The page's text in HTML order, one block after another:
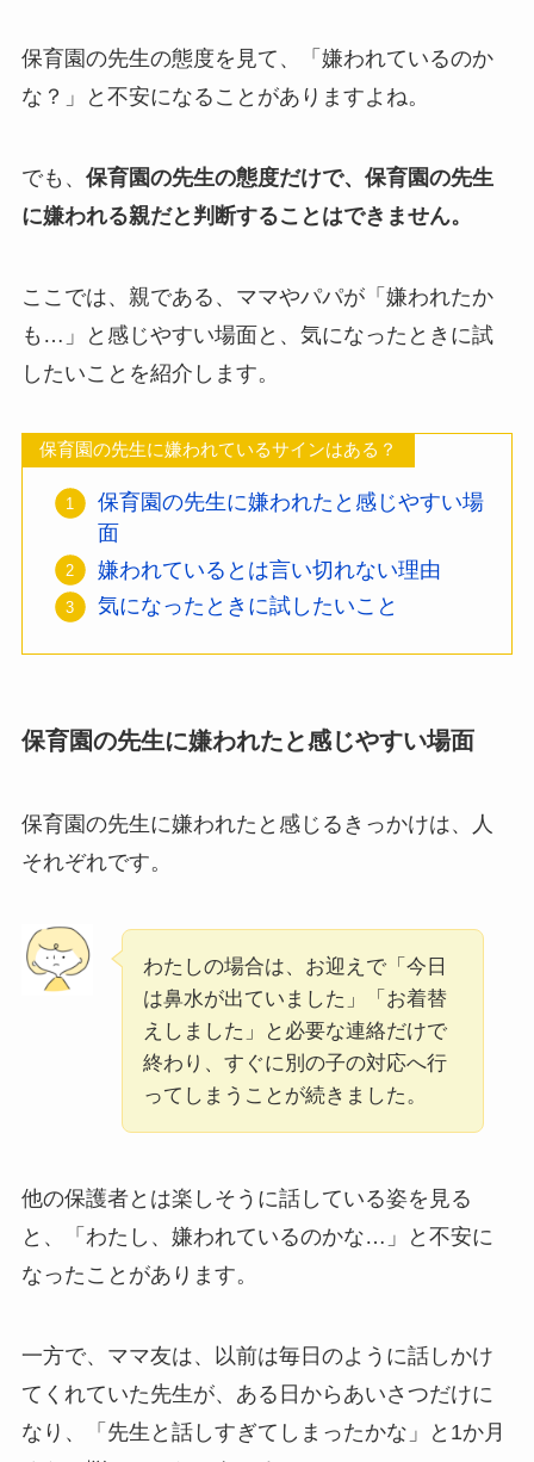
保育園の先生の態度を見て、「嫌われているのか
な？」と不安になることがありますよね。
でも、 保育園の先生の態度だけで、保育園の先生
に嫌われる親だと判断することはできません。
ここでは、親である、ママやパパが「嫌われたか
も…」と感じやすい場面と、気になったときに試
したいことを紹介します。
保育園の先生に嫌われているサインはある？
保育園の先生に嫌われたと感じやすい場
面
嫌われているとは言い切れない理由
気になったときに試したいこと
保育園の先生に嫌われたと感じやすい場面
保育園の先生に嫌われたと感じるきっかけは、人
それぞれです。
わたしの場合は、お迎えで「今日
は鼻水が出ていました」「お着替
えしました」と必要な連絡だけで
終わり、すぐに別の子の対応へ行
ってしまうことが続きました。
他の保護者とは楽しそうに話している姿を見る
と、「わたし、嫌われているのかな…」と不安に
なったことがあります。
一方で、ママ友は、以前は毎日のように話しかけ
てくれていた先生が、ある日からあいさつだけに
なり、「先生と話しすぎてしまったかな」と1か月